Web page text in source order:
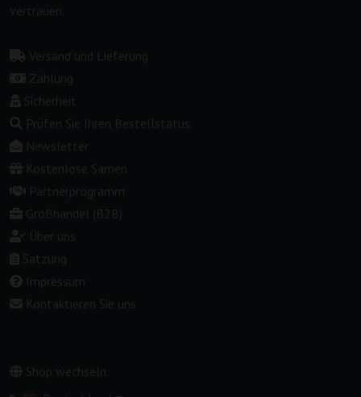
vertrauen.
Versand und Lieferung
Zahlung
Sicherheit
Prüfen Sie Ihren Bestellstatus
Newsletter
Kostenlose Samen
Partnerprogramm
Großhandel (B2B)
Über uns
Satzung
Impressum
Kontaktieren Sie uns
Shop wechseln: